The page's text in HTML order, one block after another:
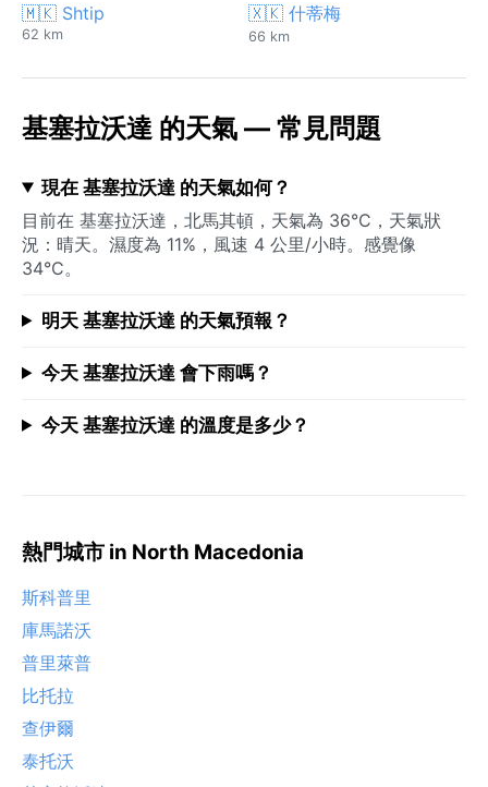
🇲🇰 Shtip
62 km
🇽🇰 什蒂梅
66 km
基塞拉沃達 的天氣 — 常見問題
現在 基塞拉沃達 的天氣如何？
目前在 基塞拉沃達，北馬其頓，天氣為 36°C，天氣狀
況：晴天。濕度為 11%，風速 4 公里/小時。感覺像
34°C。
明天 基塞拉沃達 的天氣預報？
今天 基塞拉沃達 會下雨嗎？
今天 基塞拉沃達 的溫度是多少？
熱門城市 in North Macedonia
斯科普里
庫馬諾沃
普里萊普
比托拉
查伊爾
泰托沃